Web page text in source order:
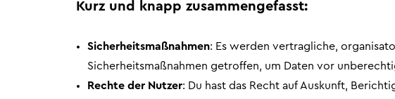
Kurz und knapp zusammengefasst:
Sicherheitsmaßnahmen: Es werden vertragliche,
Sicherheitsmaßnahmen getroffen, um Daten vor
Rechte der Nutzer: Du hast das Recht auf Auskunft,